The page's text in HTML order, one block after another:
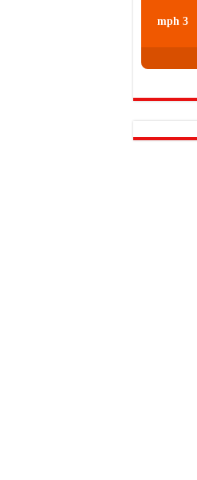
3 mph